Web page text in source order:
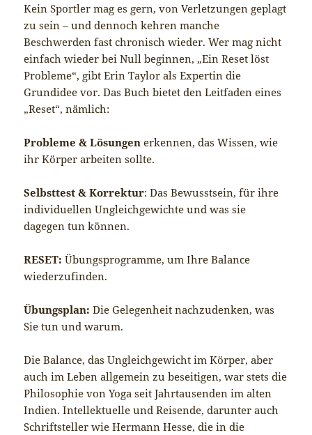
Kein Sportler mag es gern, von Verletzungen geplagt
zu sein – und dennoch kehren manche
Beschwerden fast chronisch wieder. Wer mag nicht
einfach wieder bei Null beginnen, „Ein Reset löst
Probleme“, gibt Erin Taylor als Expertin die
Grundidee vor. Das Buch bietet den Leitfaden eines
„Reset“, nämlich:
Probleme & Lösungenerkennen, das Wissen, wie
ihr Körper arbeiten sollte.
Selbsttest & Korrektur: Das Bewusstsein, für ihre
individuellen Ungleichgewichte und was sie
dagegen tun können.
RESET:Übungsprogramme, um Ihre Balance
wiederzufinden.
Übungsplan:Die Gelegenheit nachzudenken, was
Sie tun und warum.
Die Balance, das Ungleichgewicht im Körper, aber
auch im Leben allgemein zu beseitigen, war stets die
Philosophie von Yoga seit Jahrtausenden im alten
Indien. Intellektuelle und Reisende, darunter auch
Schriftsteller wie Hermann Hesse, die in die